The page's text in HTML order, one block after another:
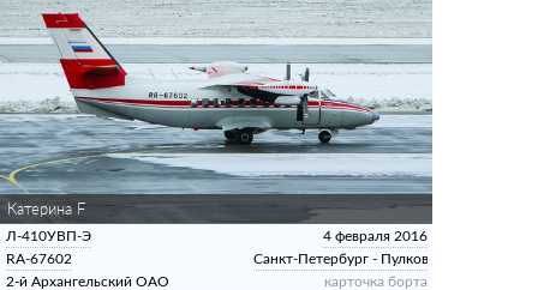
Катерина F
Л-410УВП-Э
RA-67602
2-й Архангельский ОАО
4 февраля 2016
Санкт-Петербург - Пулково
карточка борта